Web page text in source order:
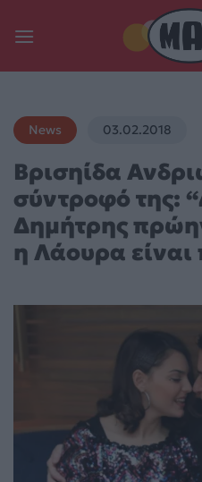
News 03.02.2018
Βρισηίδα
σύντροφό της:
Δημήτρης
η Λάουρα